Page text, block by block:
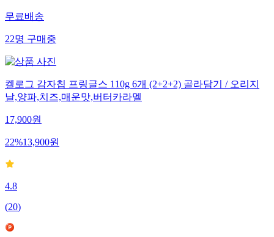
무료배송
22명구매중
켈로그 감자칩 프링글스 110g 6개 (2+2+2) 골라담기 / 오리지
날,양파,치즈,매운맛,버터카라멜
17,900원
22%13,900원
4.8
(20)